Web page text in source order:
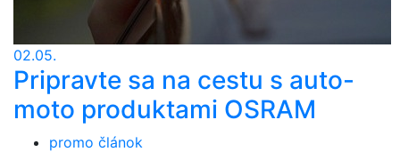
02.05.
Pripravte sa na cestu s auto-
moto produktami OSRAM
promo článok